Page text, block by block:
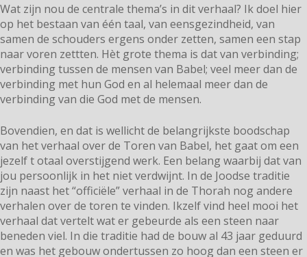
Wat zijn nou de centrale thema’s in dit verhaal? Ik doel hier
op het bestaan van één taal, van eensgezindheid, van
samen de schouders ergens onder zetten, samen een stap
naar voren zettten. Hèt grote thema is dat van verbinding;
verbinding tussen de mensen van Babel; veel meer dan de
verbinding met hun God en al helemaal meer dan de
verbinding van die God met de mensen.
Bovendien, en dat is wellicht de belangrijkste boodschap
van het verhaal over de Toren van Babel, het gaat om een
jezelf t otaal overstijgend werk. Een belang waarbij dat van
jou persoonlijk in het niet verdwijnt. In de Joodse traditie
zijn naast het “officiële” verhaal in de Thorah nog andere
verhalen over de toren te vinden. Ikzelf vind heel mooi het
verhaal dat vertelt wat er gebeurde als een steen naar
beneden viel. In die traditie had de bouw al 43 jaar geduurd
en was het gebouw ondertussen zo hoog dan een steen er